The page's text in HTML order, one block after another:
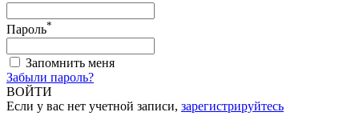
Пароль*
Запомнить меня
Забыли пароль?
ВОЙТИ
Если у вас нет учетной записи, зарегистрируйтесь